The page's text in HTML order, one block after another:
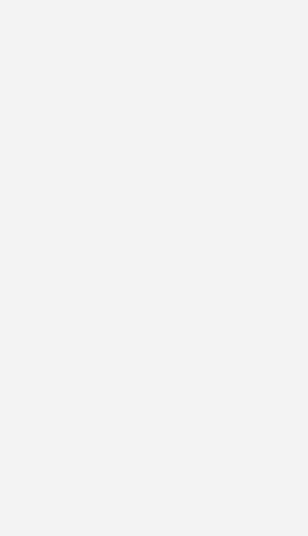
and Friedemann Schulz
Entscheidungen
sind wir austauschbar?
mit Trauernden?
– Kopf hoch!